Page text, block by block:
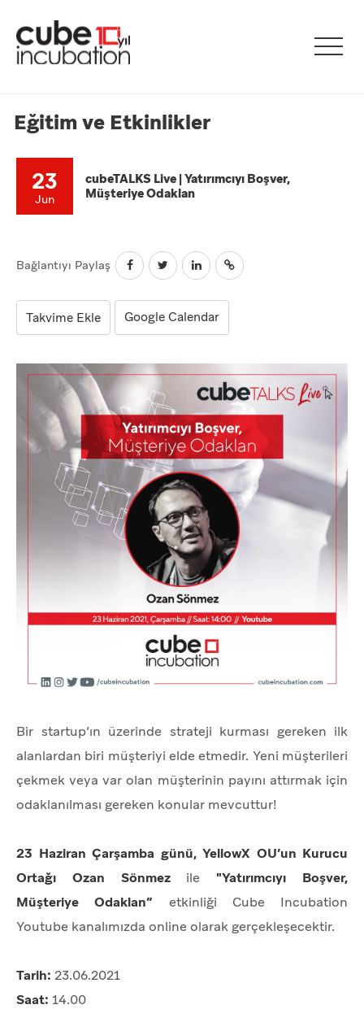
Eğitim ve Etkinlikler
23
Jun
cubeTALKS Live | Yatırımcıyı Boşver,
Müşteriye Odaklan
Bağlantıyı Paylaş
Google Calendar
Bir startup’ın üzerinde strateji kurması gereken ilk
alanlardan biri müşteriyi elde etmedir. Yeni müşterileri
çekmek veya var olan müşterinin payını attırmak için
odaklanılması gereken konular mevcuttur!
23 Haziran Çarşamba günü, YellowX OU’un Kurucu
Ortağı Ozan Sönmezile"Yatırımcıyı Boşver,
Müşteriye Odaklan” etkinliği Cube Incubation
Youtube kanalımızda online olarak gerçekleşecektir.
Tarih: 23.06.2021
Saat: 14.00